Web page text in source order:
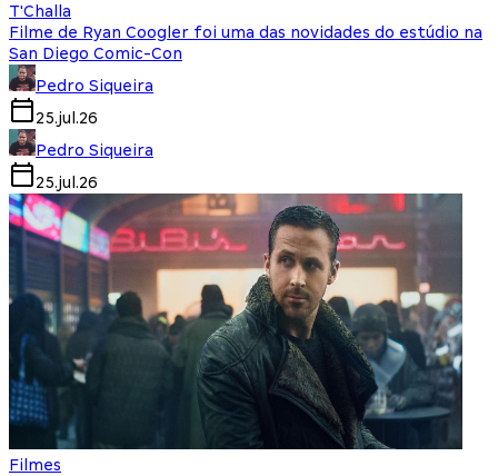
T'Challa
Filme de Ryan Coogler foi uma das novidades do estúdio na
San Diego Comic-Con
Pedro Siqueira
25.jul.26
Pedro Siqueira
25.jul.26
Filmes